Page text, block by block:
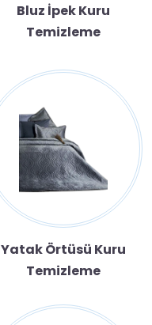
Bluz İpek Kuru
Temizleme
Yatak Örtüsü Kuru
Temizleme